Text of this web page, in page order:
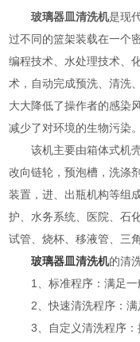
玻璃器皿清洗机是现
过不同的篮架装载在一个
编程技术、水处理技术、
术，自动完成预洗、清洗
大大降低了操作者的感染
减少了对环境的生物污染。
该机主要由箱体式机壳
改向链轮，预泡槽，洗涤
装置，进、出瓶机构等组
护、水务系统、医院、石
试管、烧杯、移液管、三
玻璃器皿清洗机的清
1、标准程序：满足一
2、快速清洗程序：满
3、自定义清洗程序：